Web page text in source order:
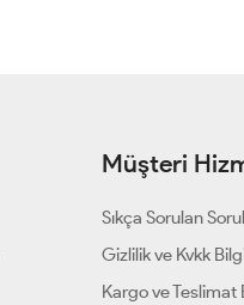
Müşteri
Sıkça Sorulan
Gizlilik ve Kvkk
Kargo ve Teslimat